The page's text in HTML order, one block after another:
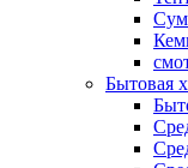
Бытовая